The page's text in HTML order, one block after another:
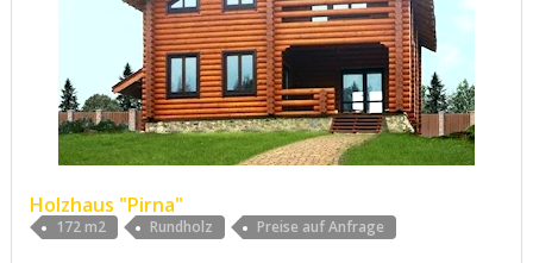
Holzhaus "Pirna"
172 m2 Rundholz Preise auf Anfrage